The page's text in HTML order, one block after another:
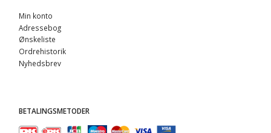
Min konto
Adressebog
Ønskeliste
Ordrehistorik
Nyhedsbrev
BETALINGSMETODER